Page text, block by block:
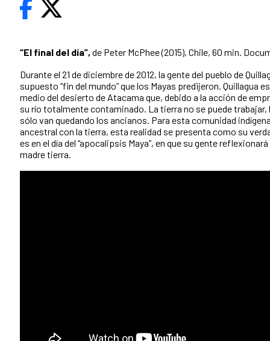
“El final del día”, de Peter McPhee (2015), Chile, 60 min.
Durante el 21 de diciembre de 2012, la gente del pueblo de
supuesto “fin del mundo” que los Mayas predijeron. Quillagua
medio del desierto de Atacama que, debido a la acción de
su río totalmente contaminado. La tierra no se puede trabajar,
sólo van quedando los ancianos. Para esta comunidad
ancestral con la tierra, esta realidad se presenta como su
es en el día del “apocalipsis Maya”, en que su gente
madre tierra.